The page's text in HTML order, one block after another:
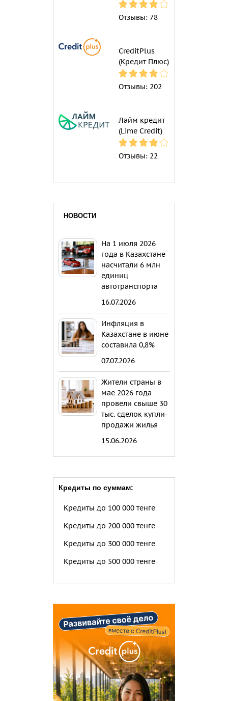
Отзывы: 78
CreditPlus
(Кредит Плюс)
Отзывы: 202
Лайм кредит
(Lime Credit)
Отзывы: 22
НОВОСТИ
На 1 июля 2026
года в Казахстане
насчитали 6 млн
единиц
автотранспорта
16.07.2026
Инфляция в
Казахстане в июне
составила 0,8%
07.07.2026
Жители страны в
мае 2026 года
провели свыше 30
тыс. сделок купли-
продажи жилья
15.06.2026
Кредиты по суммам:
Кредиты до 100 000 тенге
Кредиты до 200 000 тенге
Кредиты до 300 000 тенге
Кредиты до 500 000 тенге